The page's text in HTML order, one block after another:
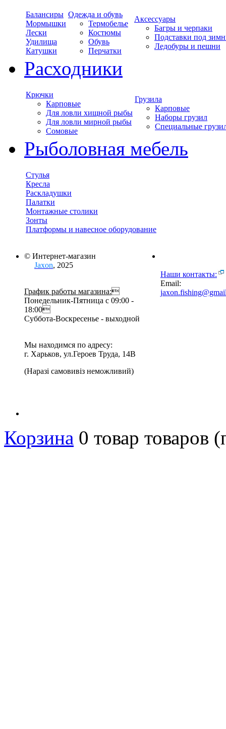
Балансиры
Мормышки
Лески
Удилища
Катушки
Одежда и обувь
Термобелье
Костюмы
Обувь
Перчатки
Аксессуары
Багры и черпаки
Подставки под
Ледобуры и пешни
Расходники
Крючки
Карповые
Для ловли хищной рыбы
Для ловли мирной рыбы
Сомовые
Грузила
Карповые
Наборы грузил
Специальные
Рыболовная мебель
Стулья
Кресла
Раскладушки
Палатки
Монтажные столики
Зонты
Платформы и навесное оборудование
© Интернет-магазин
Jaxon, 2025
График работы магазина:
Понедельник-Пятница с 09:00 -
18:00
Суббота-Воскресенье - выходной
Мы находимся по адресу:
г. Харьков, ул.Героев Труда, 14В
(Наразі самовивіз неможливий)
Наши контакты:
Email:
Корзина 0 товар товаров